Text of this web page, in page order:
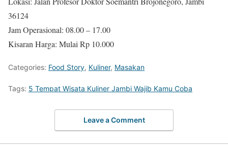
36124
Jam Operasional: 08.00 – 17.00
Kisaran Harga: Mulai Rp 10.000
Categories: Food Story, Kuliner, Masakan
Tags: 5 Tempat Wisata Kuliner Jambi Wajib Kamu Coba
Leave a Comment